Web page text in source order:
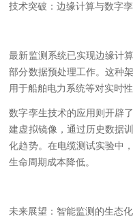
技术突破：边缘计算与数字
最新监测系统已实现边缘计
部分数据预处理工作。这种
用于船舶电力系统等对实时
数字孪生技术的应用则开辟
建虚拟镜像，通过历史数据
化趋势。 在电缆测试实验中
生命周期成本降低。
未来展望：智能监测的生态